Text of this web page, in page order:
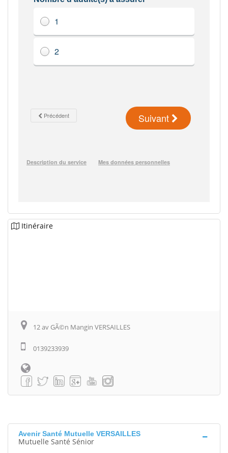
Itinéraire
12 av GÃ©n Mangin VERSAILLES
0139233939
Avenir Santé Mutuelle VERSAILLES
Mutuelle Santé Sénior